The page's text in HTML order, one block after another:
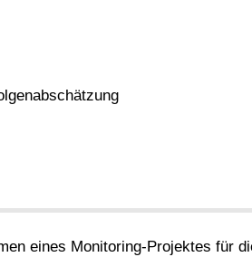
eines Monitoring-Projektes für